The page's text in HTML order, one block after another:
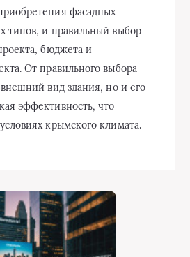
фасадных
типов, и правильный выбор
бюджета и
От правильного выбора
внешний вид здания, но и его
эффективность, что
крымского климата.